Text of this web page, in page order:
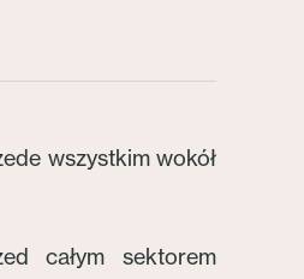
wszystkim wokół
całym sektorem